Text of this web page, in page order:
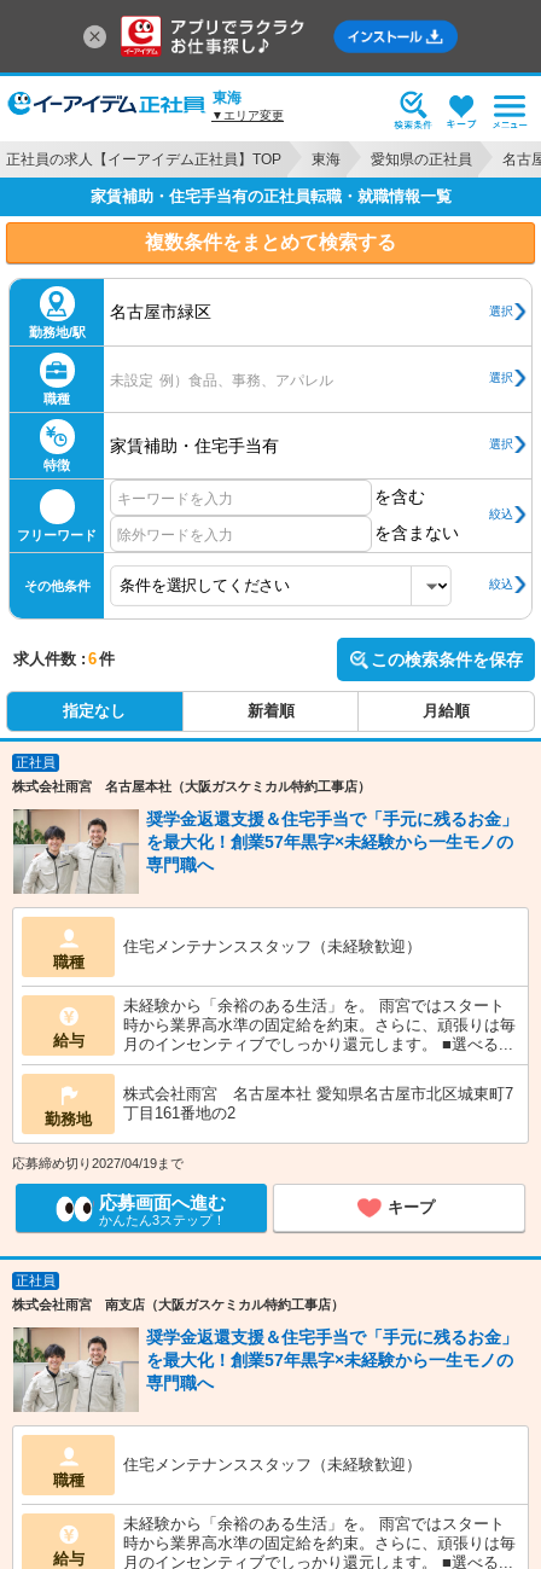
東海
▼エリア変更
正社員の求人【イーアイデム正社員】TOP 東海 愛知県の正社員 名古
家賃補助・住宅手当有の正社員転職・就職情報一覧
複数条件をまとめて検索する
勤務地/駅
名古屋市緑区 選択
職種
未設定 例）食品、事務、アパレル 選択
特徴
家賃補助・住宅手当有 選択
フリーワード
を含む
を含まない
絞込
その他条件 絞込
求人件数 : 6件 この検索条件を保存
指定なし 新着順 月給順
正社員
株式会社雨宮 名古屋本社（大阪ガスケミカル特約工事店）
奨学金返還支援＆住宅手当で「手元に残るお金」
を最大化！創業57年黒字×未経験から一生モノの
専門職へ
職種
住宅メンテナンススタッフ（未経験歓迎）
給与
未経験から「余裕のある生活」を。 雨宮ではスタート
時から業界高水準の固定給を約束。さらに、頑張りは毎
月のインセンティブでしっかり還元します。 ■選べる...
勤務地
株式会社雨宮 名古屋本社 愛知県名古屋市北区城東町7
丁目161番地の2
応募締め切り2027/04/19まで
応募画面へ進む
かんたん3ステップ！
キープ
正社員
株式会社雨宮 南支店（大阪ガスケミカル特約工事店）
奨学金返還支援＆住宅手当で「手元に残るお金」
を最大化！創業57年黒字×未経験から一生モノの
専門職へ
職種
住宅メンテナンススタッフ（未経験歓迎）
給与
未経験から「余裕のある生活」を。 雨宮ではスタート
時から業界高水準の固定給を約束。さらに、頑張りは毎
月のインセンティブでしっかり還元します。 ■選べる...